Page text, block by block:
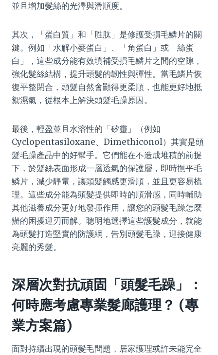
並且增加髮絲的光澤與滑順度。
其次，「蛋白質」和「胜肽」是修護受損毛鱗片的關
鍵。例如「水解小麥蛋白」、「角蛋白」或「絲蛋
白」，這些成分能有效填補受損毛鱗片之間的空隙，
強化髮絲結構，提升頭髮的韌性與彈性。當毛鱗片恢
復平整閉合，頭髮自然會顯得更柔順，也能更好地抵
禦濕氣，從根本上解決頭髮毛躁原因。
最後，輕盈並且水溶性的「矽靈」（例如
Cyclopentasiloxane、Dimethiconol）其實是頭
髮毛躁產品中的好幫手。它們能在不造成堆積的前提
下，於髮絲表面形成一層透氣的保護層，即時撫平毛
鱗片，減少靜電，讓頭髮觸感更滑順，並且更容易梳
理。這些成分能為頭髮提供即時的順滑感，同時輔助
其他滋養成分更好地發揮作用，讓您的頭髮毛躁怎麼
辦的困擾迎刃而解。聰明地選擇這些護髮成分，就能
為頭髮打造堅實的防護網，告別頭髮毛躁，迎接健康
亮麗的秀髮。
深層次對抗頑固「頭髮毛躁」：
何時應考慮專業髮廊護理？ (專
業方案篇)
面對持續出現的頭髮毛問題，居家護理或許未能完全